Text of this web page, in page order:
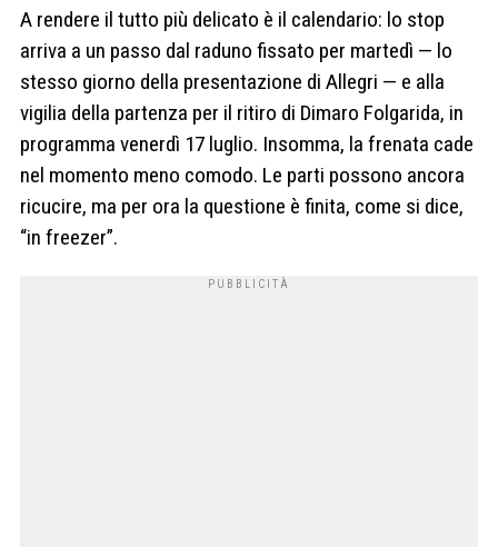
A rendere il tutto più delicato è il calendario: lo stop
arriva a un passo dal raduno fissato per martedì — lo
stesso giorno della presentazione di Allegri — e alla
vigilia della partenza per il ritiro di Dimaro Folgarida, in
programma venerdì 17 luglio. Insomma, la frenata cade
nel momento meno comodo. Le parti possono ancora
ricucire, ma per ora la questione è finita, come si dice,
“in freezer”.